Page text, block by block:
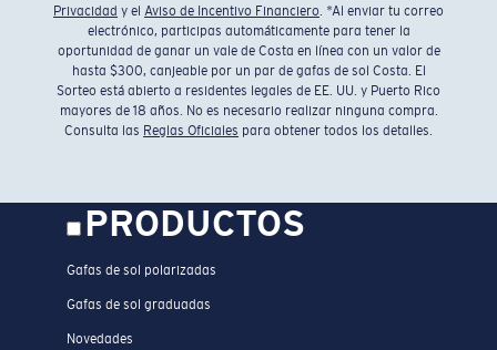
Privacidad y el Aviso de Incentivo Financiero. *Al enviar tu correo
electrónico, participas automáticamente para tener la
oportunidad de ganar un vale de Costa en línea con un valor de
hasta $300, canjeable por un par de gafas de sol Costa. El
Sorteo está abierto a residentes legales de EE. UU. y Puerto Rico
mayores de 18 años. No es necesario realizar ninguna compra.
Consulta las Reglas Oficiales para obtener todos los detalles.
PRODUCTOS
Gafas de sol polarizadas
Gafas de sol graduadas
Novedades